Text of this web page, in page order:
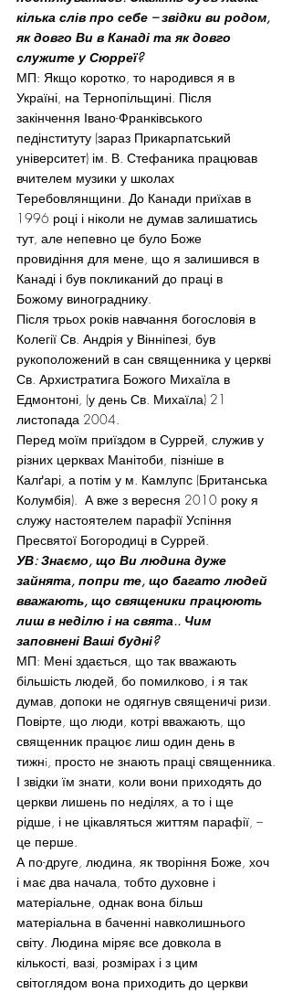
кілька слів про себе – звідки ви родом,
як довго Ви в Канаді та як довго
служите у Сюрреї?
МП: Якщо коротко, то народився я в
Україні, на Тернопільщині. Після
закінчення Івано-Франківського
педінституту (зараз Прикарпатський
університет) ім. В. Стефаника працював
вчителем музики у школах
Теребовлянщини. До Канади приїхав в
1996 році і ніколи не думав залишатись
тут, але непевно це було Боже
провидіння для мене, що я залишився в
Канаді і був покликаний до праці в
Божому винограднику.
Після трьох років навчання богословія в
Колегії Св. Андрія у Вінніпезі, був
рукоположений в сан священника у церкві
Св. Архистратига Божого Михаїла в
Едмонтоні, (у день Св. Михаїла) 21
листопада 2004.
Перед моїм приїздом в Суррей, служив у
різних церквах Манітоби, пізніше в
Калґарі, а потім у м. Камлупс (Британська
Колумбія).  А вже з вересня 2010 року я
служу настоятелем парафії Успіння
Пресвятої Богородиці в Суррей.
УВ: Знаємо, що Ви людина дуже
зайнята, попри те, що багато людей
вважають, що священики працюють
лиш в неділю і на свята.. Чим
заповнені Ваші будні?
МП: Мені здається, що так вважають
більшість людей, бо помилково, і я так
думав, допоки не одягнув священичі ризи.
Повірте, що люди, котрі вважають, що
священник працює лиш один день в
тижнi, просто не знають праці священника.
І звідки їм знати, коли вони приходять до
церкви лишень по неділях, а то і ще
рідше, і не цікавляться життям парафії, –
це перше.
А по-друге, людина, як творіння Боже, хоч
і має два начала, тобто духовне і
матеріальне, однак вона більш
матеріальна в баченні навколишнього
світу. Людина міряє все довкола в
кількості, вазі, розмірах і з цим
світоглядом вона приходить до церкви